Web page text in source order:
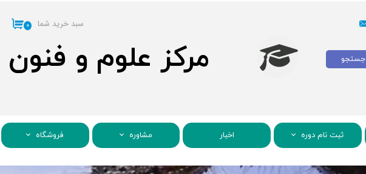
مرکز علوم و فنون
۰ سبد خرید شما
جستجو
ثبت نام دوره اخبار مشاوره فروشگاه